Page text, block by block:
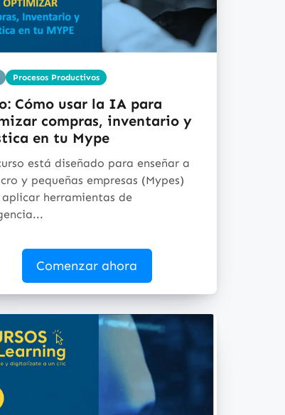
Procesos Productivos
Cómo usar la IA para
compras, inventario y
en tu Mype
está diseñado para enseñar a
y pequeñas empresas (Mypes)
herramientas de
Comenzar ahora